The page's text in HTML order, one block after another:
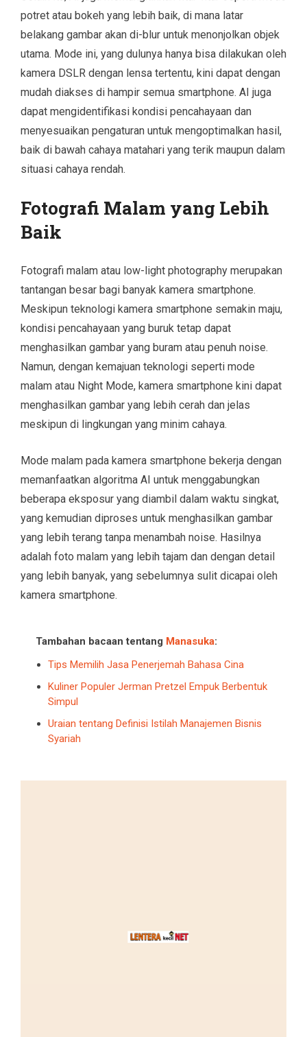
potret atau bokeh yang lebih baik, di mana latar
belakang gambar akan di-blur untuk menonjolkan objek
utama. Mode ini, yang dulunya hanya bisa dilakukan oleh
kamera DSLR dengan lensa tertentu, kini dapat dengan
mudah diakses di hampir semua smartphone. AI juga
dapat mengidentifikasi kondisi pencahayaan dan
menyesuaikan pengaturan untuk mengoptimalkan hasil,
baik di bawah cahaya matahari yang terik maupun dalam
situasi cahaya rendah.
Fotografi Malam yang Lebih
Baik
Fotografi malam atau low-light photography merupakan
tantangan besar bagi banyak kamera smartphone.
Meskipun teknologi kamera smartphone semakin maju,
kondisi pencahayaan yang buruk tetap dapat
menghasilkan gambar yang buram atau penuh noise.
Namun, dengan kemajuan teknologi seperti mode
malam atau Night Mode, kamera smartphone kini dapat
menghasilkan gambar yang lebih cerah dan jelas
meskipun di lingkungan yang minim cahaya.
Mode malam pada kamera smartphone bekerja dengan
memanfaatkan algoritma AI untuk menggabungkan
beberapa eksposur yang diambil dalam waktu singkat,
yang kemudian diproses untuk menghasilkan gambar
yang lebih terang tanpa menambah noise. Hasilnya
adalah foto malam yang lebih tajam dan dengan detail
yang lebih banyak, yang sebelumnya sulit dicapai oleh
kamera smartphone.
Tambahan bacaan tentang Manasuka:
Tips Memilih Jasa Penerjemah Bahasa Cina
Kuliner Populer Jerman Pretzel Empuk Berbentuk
Simpul
Uraian tentang Definisi Istilah Manajemen Bisnis
Syariah